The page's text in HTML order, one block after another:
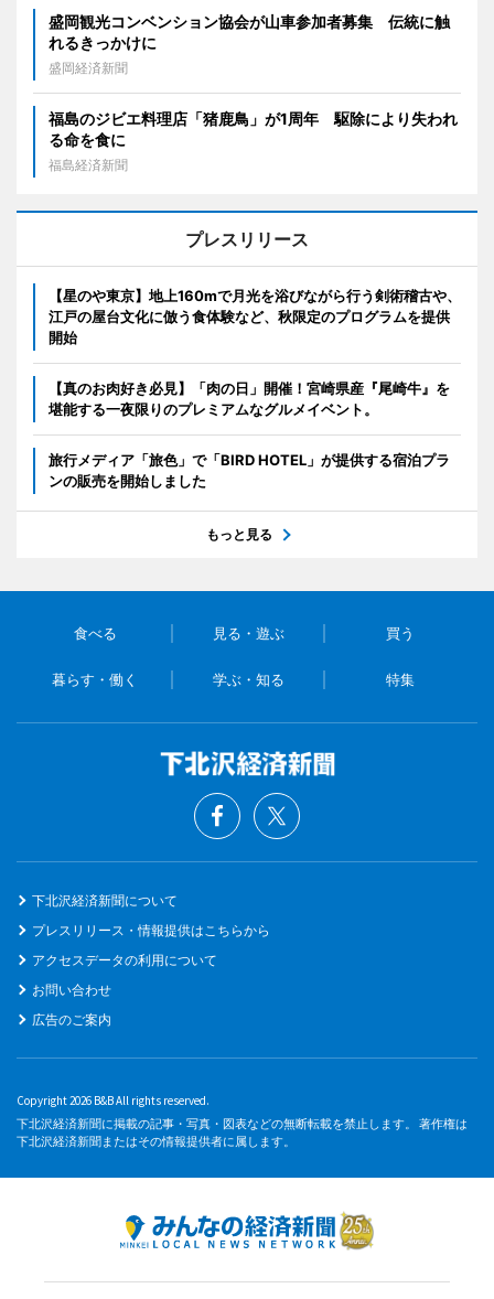
盛岡観光コンベンション協会が山車参加者募集 伝統に触
れるきっかけに
盛岡経済新聞
福島のジビエ料理店「猪鹿鳥」が1周年 駆除により失われ
る命を食に
福島経済新聞
プレスリリース
【星のや東京】地上160mで月光を浴びながら行う剣術稽古や、
江戸の屋台文化に倣う食体験など、秋限定のプログラムを提供
開始
【真のお肉好き必見】「肉の日」開催！宮崎県産『尾崎牛』を
堪能する一夜限りのプレミアムなグルメイベント。
旅行メディア「旅色」で「BIRD HOTEL」が提供する宿泊プラ
ンの販売を開始しました
もっと見る
食べる 見る・遊ぶ 買う
暮らす・働く 学ぶ・知る 特集
下北沢経済新聞について
プレスリリース・情報提供はこちらから
アクセスデータの利用について
お問い合わせ
広告のご案内
Copyright 2026 B&B All rights reserved.
下北沢経済新聞に掲載の記事・写真・図表などの無断転載を禁止します。 著作権は
下北沢経済新聞またはその情報提供者に属します。